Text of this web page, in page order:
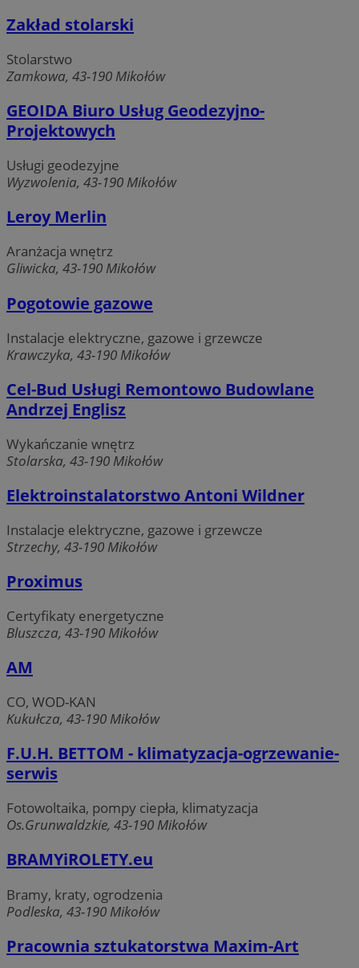
Zakład stolarski
Stolarstwo
Zamkowa, 43-190 Mikołów
GEOIDA Biuro Usług Geodezyjno-
Projektowych
Usługi geodezyjne
Wyzwolenia, 43-190 Mikołów
Leroy Merlin
Aranżacja wnętrz
Gliwicka, 43-190 Mikołów
Pogotowie gazowe
Instalacje elektryczne, gazowe i grzewcze
Krawczyka, 43-190 Mikołów
Cel-Bud Usługi Remontowo Budowlane
Andrzej Englisz
Wykańczanie wnętrz
Stolarska, 43-190 Mikołów
Elektroinstalatorstwo Antoni Wildner
Instalacje elektryczne, gazowe i grzewcze
Strzechy, 43-190 Mikołów
Proximus
Certyfikaty energetyczne
Bluszcza, 43-190 Mikołów
AM
CO, WOD-KAN
Kukułcza, 43-190 Mikołów
F.U.H. BETTOM - klimatyzacja-ogrzewanie-
serwis
Fotowoltaika, pompy ciepła, klimatyzacja
Os.Grunwaldzkie, 43-190 Mikołów
BRAMYiROLETY.eu
Bramy, kraty, ogrodzenia
Podleska, 43-190 Mikołów
Pracownia sztukatorstwa Maxim-Art